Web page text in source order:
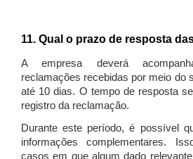
11. Qual o prazo de resposta
A empresa deverá
reclamações recebidas por meio do
até 10 dias. O tempo de resposta
registro da reclamação.
Durante este período, é possível
informações complementares.
casos em que algum dado